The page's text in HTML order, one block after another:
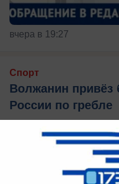
вчера в 19:27
Спорт
Волжанин привёз
России по гребле